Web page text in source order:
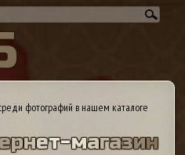
фотографий в нашем каталоге
рнет-магазин